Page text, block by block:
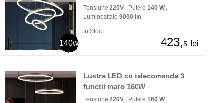
140w
Tensiune 220V , Putere 140 W,
Luminozitate 9000 lm
In Stoc
423,5 lei
Lustra LED cu telecomanda 3
functii maro 160W
Tensiune 220V , Putere 160 W,